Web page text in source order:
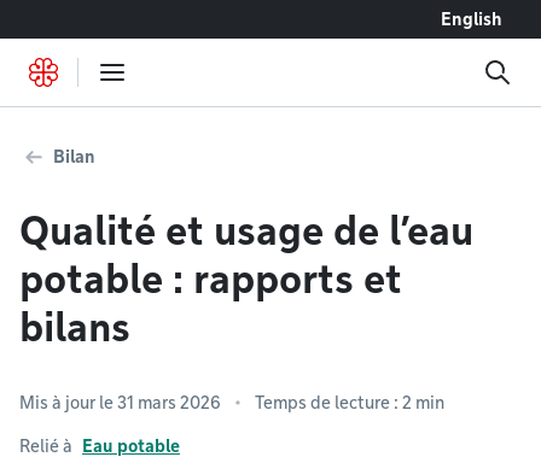
English
Bilan
Qualité et usage de l’eau
potable : ​​​​​​​rapports et
bilans
Mis à jour le 31 mars 2026 Temps de lecture : 2 min
Relié à Eau potable